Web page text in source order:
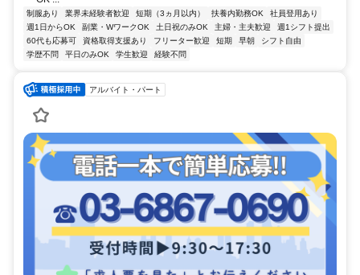
制服あり 業界未経験者歓迎 短期（3ヵ月以内） 扶養内勤務OK
社員登用あり
週1日からOK
副業・WワークOK 土日祝のみOK 主婦・主夫歓迎
週1シフト提出
60代も応募可
資格取得支援あり フリーター歓迎 短期 早朝
シフト自由
学歴不問
平日のみOK 学生歓迎 経験不問
アルバイト・パート